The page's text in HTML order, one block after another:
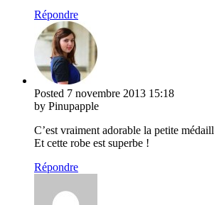
Répondre
Posted 7 novembre 2013 15:18
by Pinupapple
C’est vraiment adorable la petite
Et cette robe est superbe !
Répondre